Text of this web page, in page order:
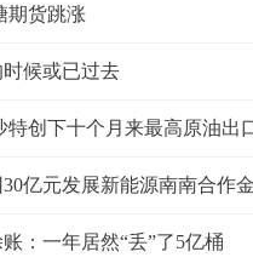
期货跳涨
候或已过去
特创下十个月来最高原油出
亿元发展新能源南南合作
：一年居然“丢”了5亿桶